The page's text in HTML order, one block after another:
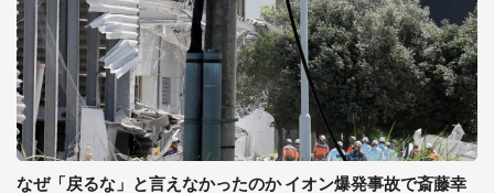
なぜ「戻るな」と言えなかったのか イオン爆発事故で斎藤幸